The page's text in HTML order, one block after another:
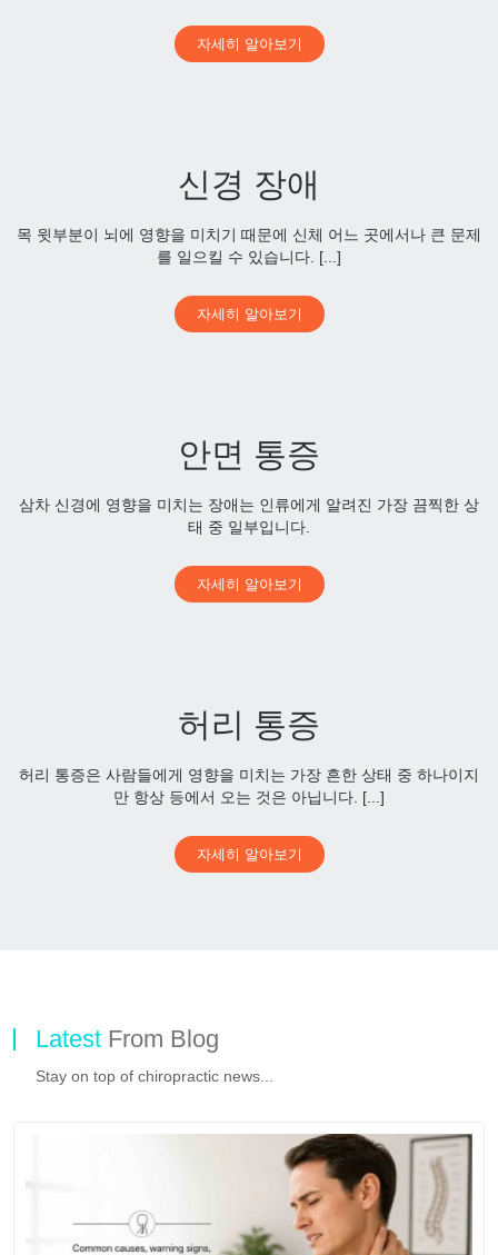
자세히 알아보기
신경 장애
목 윗부분이 뇌에 영향을 미치기 때문에 신체 어느 곳에서나 큰 문제
를 일으킬 수 있습니다. [...]
자세히 알아보기
안면 통증
삼차 신경에 영향을 미치는 장애는 인류에게 알려진 가장 끔찍한 상
태 중 일부입니다.
자세히 알아보기
허리 통증
허리 통증은 사람들에게 영향을 미치는 가장 흔한 상태 중 하나이지
만 항상 등에서 오는 것은 아닙니다. [...]
자세히 알아보기
Latest From Blog
Stay on top of chiropractic news...